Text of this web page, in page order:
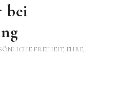
bei
FREIHEIT, EHRE,